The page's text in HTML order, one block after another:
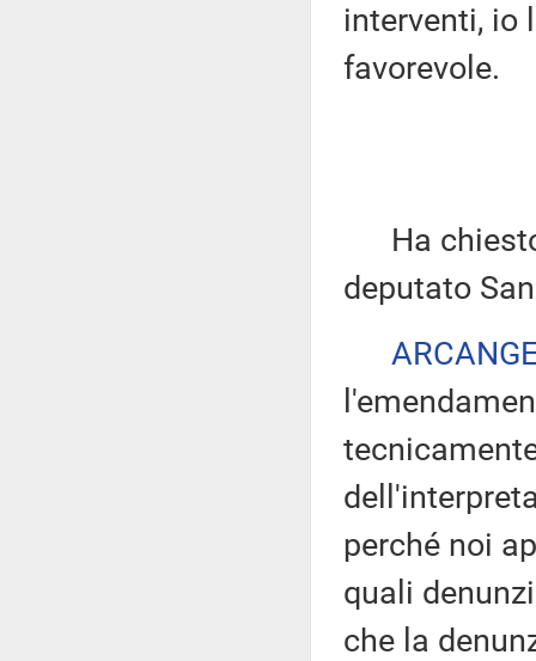
interventi, io
favorevole.
Ha chiesto
deputato
perché noi
quali
che la